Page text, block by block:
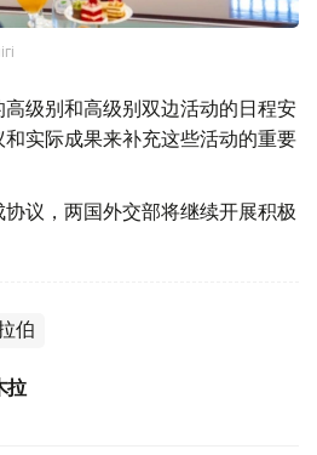
级别和高级别双边活动的日程安
实际成果来补充这些活动的重要
议，两国外交部将继续开展积极
伯
拉